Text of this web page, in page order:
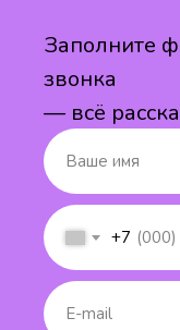
+7
Заполните
звонка
— всё